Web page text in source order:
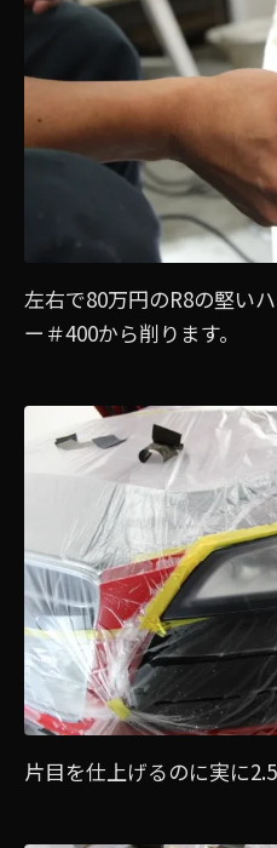
左右で80万円のR8の堅い
ー＃400から削ります。
片目を仕上げるのに実に